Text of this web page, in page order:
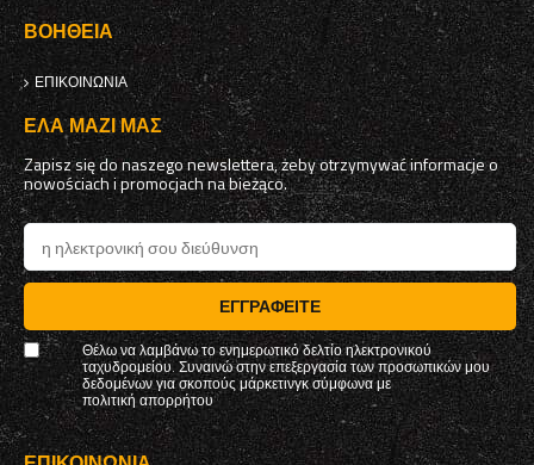
ΒΟΉΘΕΙΑ
ΕΠΙΚΟΙΝΩΝΊΑ
ΈΛΑ ΜΑΖΊ ΜΑΣ
Zapisz się do naszego newslettera, żeby otrzymywać informacje o
nowościach i promocjach na bieżąco.
ΕΓΓΡΑΦΕΊΤΕ
Θέλω να λαμβάνω το ενημερωτικό δελτίο ηλεκτρονικού
ταχυδρομείου. Συναινώ στην επεξεργασία των προσωπικών μου
δεδομένων για σκοπούς μάρκετινγκ σύμφωνα με
πολιτική απορρήτου